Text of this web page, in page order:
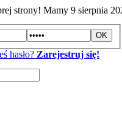
strony! Mamy 9 sierpnia
hasło? Zarejestruj się!